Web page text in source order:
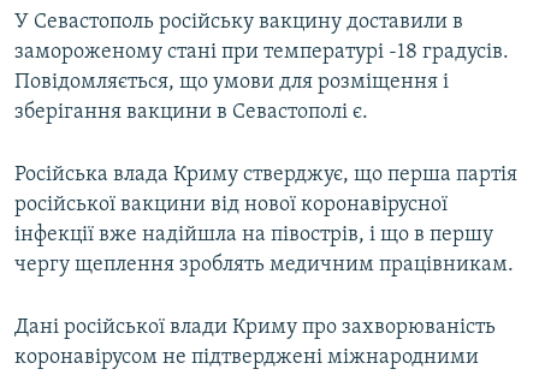
У Севастополь російську вакцину доставили в
замороженому стані при температурі -18 градусів.
Повідомляється, що умови для розміщення і
зберігання вакцини в Севастополі є.
Російська влада Криму стверджує, що перша партія
російської вакцини від нової коронавірусної
інфекції вже надійшла на півострів, і що в першу
чергу щеплення зроблять медичним працівникам.
Дані російської влади Криму про захворюваність
коронавірусом не підтверджені міжнародними